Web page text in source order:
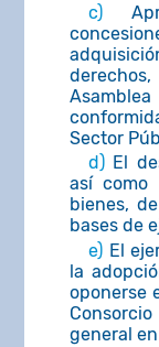
c)
Sector
d)El
así como
bienes,
bases de
e)El
la
oponerse
general